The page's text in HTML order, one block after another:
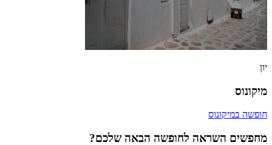
יון
מיקונוס
חופשה במיקונוס
מחפשים השראה לחופשה הבאה שלכם?